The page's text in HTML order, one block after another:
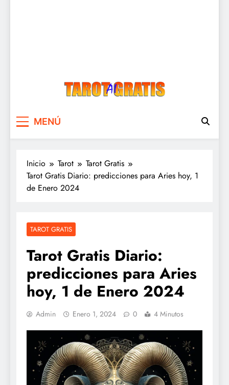
MENÚ
Inicio Tarot
Tarot Gratis
Tarot Gratis Diario: predicciones para Aries hoy, 1
de Enero 2024
TAROT GRATIS
Tarot Gratis Diario:
predicciones para Aries
hoy, 1 de Enero 2024
Admin Enero 1, 2024 0 4 Minutos